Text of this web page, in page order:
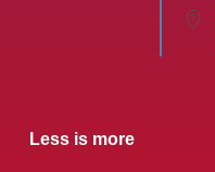
Less is more